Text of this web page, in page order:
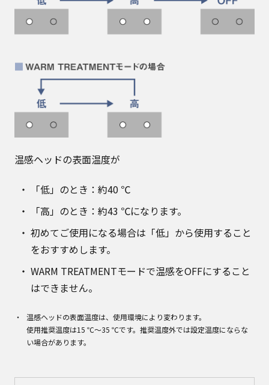
温感ヘッドの表面温度が
「低」のとき：約40 ℃
「高」のとき：約43 ℃になります。
初めてご使用になる場合は「低」から使用すること
をおすすめします。
WARM TREATMENTモードで温感をOFFにすること
はできません。
温感ヘッドの表面温度は、使用環境により変わります。
使用推奨温度は15 ℃～35 ℃です。推奨温度外では設定温度にならな
い場合があります。